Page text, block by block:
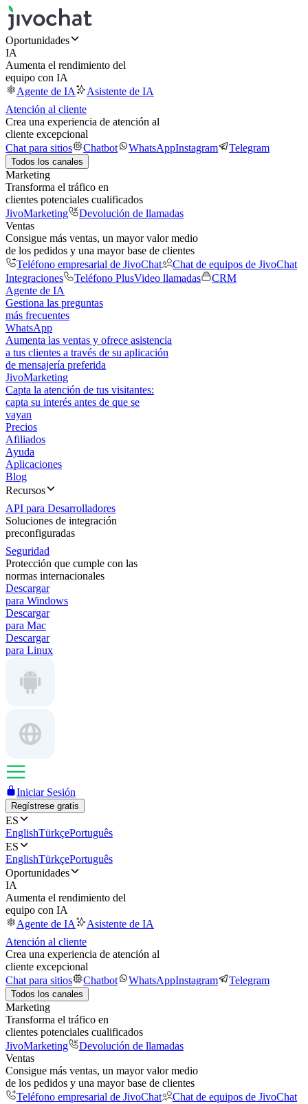
Oportunidades
IA
Aumenta el rendimiento del
equipo con IA
Agente de IA
Asistente de IA
Atención al cliente
Crea una experiencia de atención al
cliente excepcional
Chat para sitios
Chatbot WhatsAppInstagram Telegram
Todos los canales
Marketing
Transforma el tráfico en
clientes potenciales cualificados
JivoMarketing
Devolución de llamadas
Ventas
Consigue más ventas, un mayor valor medio
de los pedidos y una mayor base de clientes
Teléfono empresarial de JivoChat
Chat de equipos de JivoChat
Integraciones
Teléfono PlusVideo llamadas
CRM
Agente de IA
Gestiona las preguntas
más frecuentes
WhatsApp
Aumenta las ventas y ofrece asistencia
a tus clientes a través de su aplicación
de mensajería preferida
JivoMarketing
Capta la atención de tus visitantes:
capta su interés antes de que se
vayan
Precios
Afiliados
Ayuda
Aplicaciones
Blog
Recursos
API para Desarrolladores
Soluciones de integración
preconfiguradas
Seguridad
Protección que cumple con las
normas internacionales
Descargar
para Windows
Descargar
para Mac
Descargar
para Linux
Iniciar Sesión
Regístrese gratis
ES
EnglishTürkçePortuguês
ES
EnglishTürkçePortuguês
Oportunidades
IA
Aumenta el rendimiento del
equipo con IA
Agente de IA
Asistente de IA
Atención al cliente
Crea una experiencia de atención al
cliente excepcional
Chat para sitios
Chatbot WhatsAppInstagram Telegram
Todos los canales
Marketing
Transforma el tráfico en
clientes potenciales cualificados
JivoMarketing
Devolución de llamadas
Ventas
Consigue más ventas, un mayor valor medio
de los pedidos y una mayor base de clientes
Teléfono empresarial de JivoChat
Chat de equipos de JivoChat